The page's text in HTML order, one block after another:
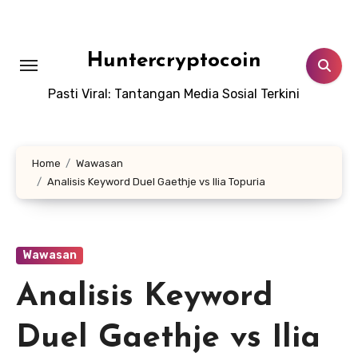
Huntercryptocoin
Pasti Viral: Tantangan Media Sosial Terkini
Home
Wawasan
Analisis Keyword Duel Gaethje vs Ilia Topuria
Wawasan
Analisis Keyword
Duel Gaethje vs Ilia